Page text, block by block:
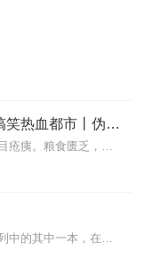
第九特区丨头陀渊演播丨搞笑热血都市丨伪戒丨VIP免费多人有声剧
【内容简介】灾变过后，大地满目疮痍。粮食匮乏，资源紧俏，局势混乱……一位从待规划区杀出来的青年，背对着漫天黄沙，孤身来到九区谋生，却不曾想偶然结识三五好友，一念...
这是买给宝宝的儿童百科全书系列中的其中一本，在自然界中，鸟类是动物中长得漂亮，声音好听，受人喜爱的一群精灵，我们生活中经常可见，定期给孩子普及相关知识，让孩子从...